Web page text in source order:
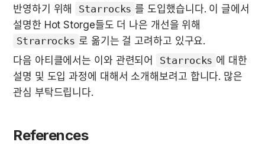
반영하기 위해
Starrocks 를 도입했습니다. 이 글에서
Strarrocks 로 옮기는 걸 고려하고 있구요.
다음 아티클에서는 이와 관련되어
Starrocks 에 대한
설명 및 도입 과정에 대해서 소개해보려고 합니다. 많은
관심 부탁드립니다.
References